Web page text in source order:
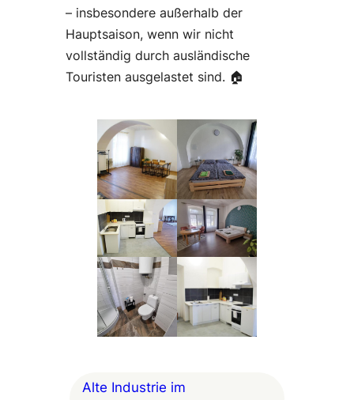
– insbesondere außerhalb der
Hauptsaison, wenn wir nicht
vollständig durch ausländische
Touristen ausgelastet sind. 🏠
Alte Industrie im